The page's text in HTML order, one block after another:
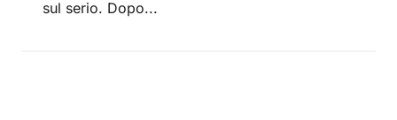
sul serio. Dopo...